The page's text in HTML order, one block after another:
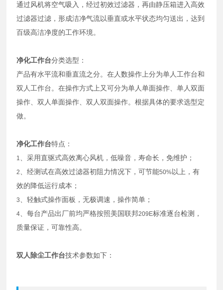
通过风机将空气吸入，经过初效过滤器，再由静压箱进入高效
过滤器过滤，形成洁净气流以垂直或水平状态均匀送出，达到
百级高洁净度的工作环境。
净化工作台分类选型：
产品有水平流和垂直流之分。在人数操作上分为单人工作台和
双人工作台。在操作方式上又可分为单人单面操作、单人双面
操作、双人单面操作、双人双面操作。根据具体的要求选型定
做。
净化工作台特点：
1 、采用直驱式高效离心风机，低噪音，寿命长，免维护；
2 、经测试在高效过滤器初阻力情况下，可节能50%以上，有
效的降低运行成本；
3 、轻触式操作面板，无极调速，操作简单；
4 、每台产品出厂前均严格按照美国联邦209E标准逐台检测，
质量保证，可靠性高。
双人除尘工作台技术参数如下：